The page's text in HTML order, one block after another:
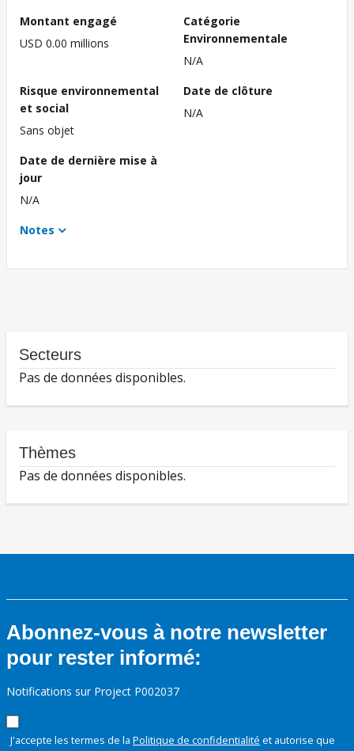
Montant engagé
USD 0.00 millions
Catégorie
Environnementale
N/A
Risque environnemental
et social
Sans objet
Date de clôture
N/A
Date de dernière mise à
jour
N/A
Notes
Secteurs
Pas de données disponibles.
Thèmes
Pas de données disponibles.
Abonnez-vous à notre newsletter
pour rester informé:
Notifications sur Project P002037
J'accepte les termes de la Politique de confidentialité et autorise que